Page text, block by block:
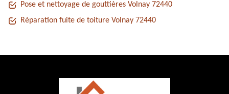
Pose et nettoyage de gouttières Volnay 72440
Réparation fuite de toiture Volnay 72440